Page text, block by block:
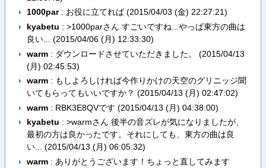
1000par: お役に立てれば (2015/04/03 (金) 22:27:21)
kyabetu : >1000parさん すごいですね...やっぱ東方の曲は
良い... (2015/04/06 (月) 12:33:30)
warm: ダウンロードさせていただきました。 (2015/04/13
(月) 02:45:53)
warm: もしよろしければ今作りかけの天空のグリニッジ聞
いてもらってもいいですか？ (2015/04/13 (月) 02:47:02)
warm: RBK3E8QVです (2015/04/13 (月) 04:38:00)
kyabetu : >warmさん 後半の音ズレが気になりましたが、
最初の方は良かったです。それにしても、東方の曲は良
い... (2015/04/13 (月) 06:05:32)
warm: ありがとうございます！ちょっと直してみます